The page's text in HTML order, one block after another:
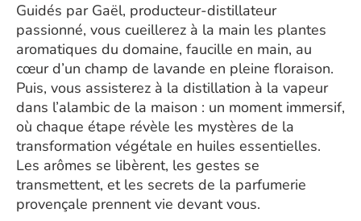
Guidés par Gaël, producteur-distillateur
passionné, vous cueillerez à la main les plantes
aromatiques du domaine, faucille en main, au
cœur d’un champ de lavande en pleine floraison.
Puis, vous assisterez à la distillation à la vapeur
dans l’alambic de la maison : un moment immersif,
où chaque étape révèle les mystères de la
transformation végétale en huiles essentielles.
Les arômes se libèrent, les gestes se
transmettent, et les secrets de la parfumerie
provençale prennent vie devant vous.